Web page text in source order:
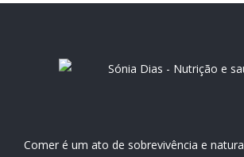
Comer é um ato de sobrevivência e